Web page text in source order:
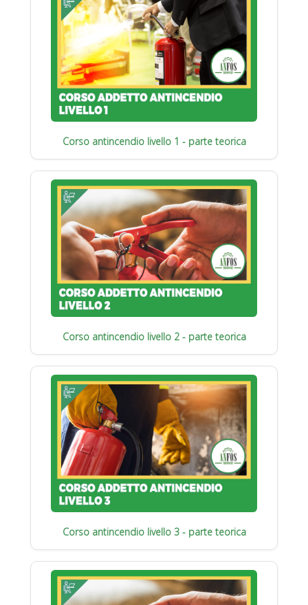
Corso antincendio livello 1 - parte teorica
Corso antincendio livello 2 - parte teorica
Corso antincendio livello 3 - parte teorica